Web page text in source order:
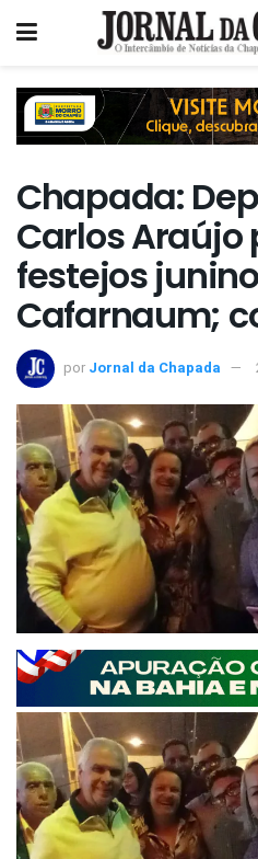
Chapada:
Carlos
festejos
Cafarnaum;
por Jornal da Chapada